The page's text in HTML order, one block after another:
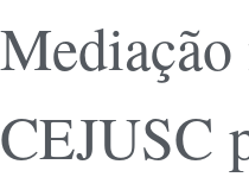
Mediação
CEJUSC